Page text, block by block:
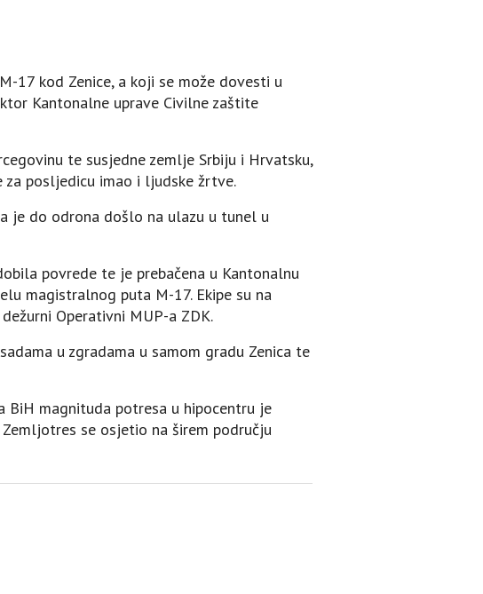
17 kod Zenice, a koji se može dovesti u
Kantonalne uprave Civilne zaštite
te susjedne zemlje Srbiju i Hrvatsku,
za posljedicu imao i ljudske žrtve.
je do odrona došlo na ulazu u tunel u
povrede te je prebačena u Kantonalnu
magistralnog puta M-17. Ekipe su na
Operativni MUP-a ZDK.
u zgradama u samom gradu Zenica te
BiH magnituda potresa u hipocentru je
se osjetio na širem području